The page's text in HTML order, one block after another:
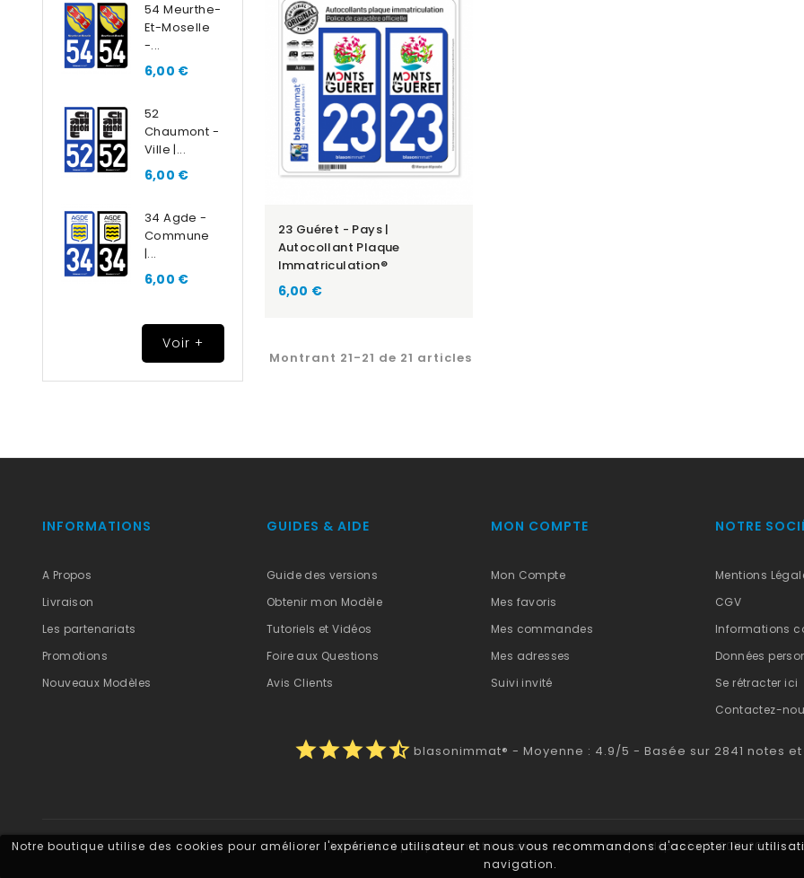
Notre boutique utilise des cookies pour améliorer l'expérience utilisateur et nous vous recommandons d'accepter leur
navigation.
54 Meurthe-
Et-Moselle
-...
6,00 €
52
Chaumont -
Ville |...
6,00 €
34 Agde -
Commune
|...
6,00 €
Voir +
23 Guéret - Pays |
Autocollant Plaque
Immatriculation®
6,00 €
Montrant 21-21 de 21 articles
INFORMATIONS
A Propos
Livraison
Les partenariats
Promotions
Nouveaux Modèles
GUIDES & AIDE
Guide des versions
Obtenir mon Modèle
Tutoriels et Vidéos
Foire aux Questions
Avis Clients
MON COMPTE
Mon Compte
Mes favoris
Mes commandes
Mes adresses
Suivi invité
NOTRE
Mentions
CGV
Informations
Données
Se rétracter ici
Contactez-
starstarstarstarstar_half blasonimmat® - Moyenne : 4.9/5 - Basée sur 2841 notes et
Autocollant plaque immatriculation® est une marque déposée. © 2011-2026 -